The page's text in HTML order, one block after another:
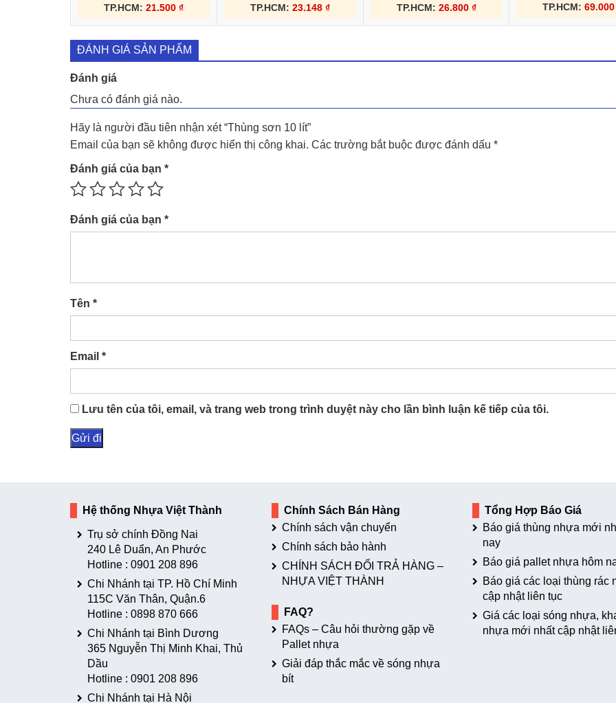
TP.HCM: 21.500 ₫
TP.HCM: 23.148 ₫
TP.HCM: 26.800 ₫
TP.HCM: 69.000
ĐÁNH GIÁ SẢN PHẨM
Đánh giá
Chưa có đánh giá nào.
Hãy là người đầu tiên nhận xét “Thùng sơn 10 lít”
Email của bạn sẽ không được hiển thị công khai. Các trường bắt buộc được đánh dấu *
Đánh giá của bạn *
Đánh giá của bạn *
Tên *
Email *
Lưu tên của tôi, email, và trang web trong trình duyệt này cho lần bình luận kế tiếp của tôi.
Hệ thống Nhựa Việt Thành
Trụ sở chính Đồng Nai
240 Lê Duẩn, An Phước
Hotline : 0901 208 896
Chi Nhánh tại TP. Hồ Chí Minh
115C Văn Thân, Quận.6
Hotline : 0898 870 666
Chi Nhánh tại Bình Dương
365 Nguyễn Thị Minh Khai, Thủ
Dầu
Hotline : 0901 208 896
Chi Nhánh tại Hà Nội
Chính Sách Bán Hàng
Chính sách vận chuyển
Chính sách bảo hành
CHÍNH SÁCH ĐỔI TRẢ HÀNG –
NHỰA VIỆT THÀNH
FAQ?
FAQs – Câu hỏi thường gặp về
Pallet nhựa
Giải đáp thắc mắc về sóng nhựa
bít
Tổng Hợp Báo Giá
Báo giá thùng nhựa mới
nay
Báo giá pallet nhựa hôm
Báo giá các loại thùng rác
cập nhật liên tục
Giá các loại sóng nhựa,
nhựa mới nhất cập nhật